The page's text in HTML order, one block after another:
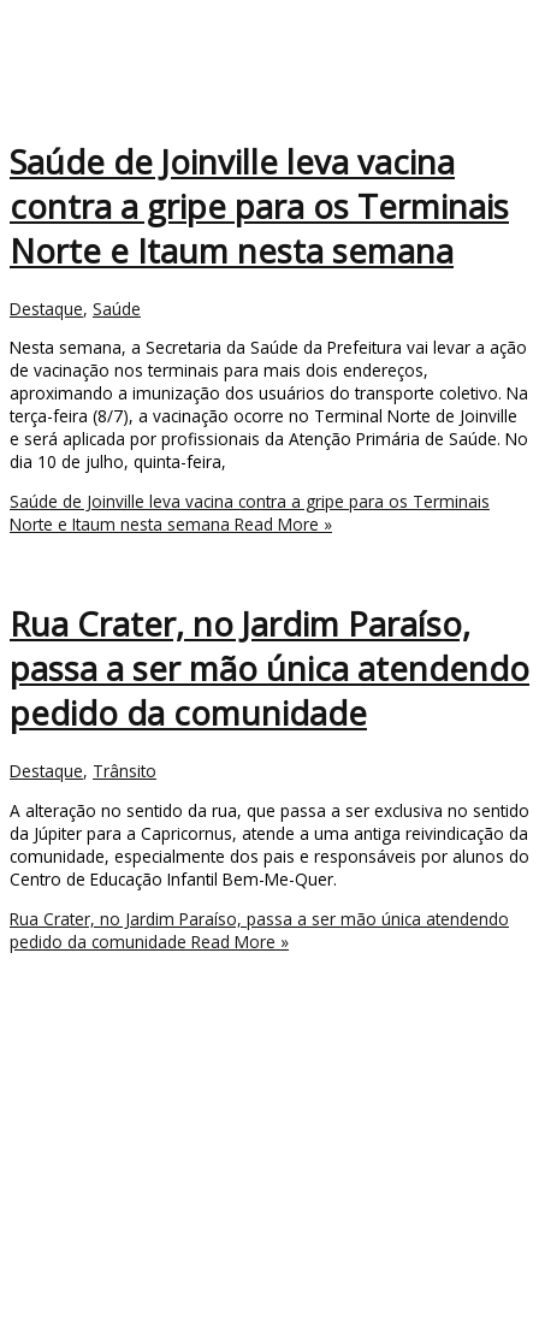
Saúde de Joinville leva vacina
contra a gripe para os Terminais
Norte e Itaum nesta semana
Destaque, Saúde
Nesta semana, a Secretaria da Saúde da Prefeitura vai levar a ação
de vacinação nos terminais para mais dois endereços,
aproximando a imunização dos usuários do transporte coletivo. Na
terça-feira (8/7), a vacinação ocorre no Terminal Norte de Joinville
e será aplicada por profissionais da Atenção Primária de Saúde. No
dia 10 de julho, quinta-feira,
Saúde de Joinville leva vacina contra a gripe para os Terminais
Norte e Itaum nesta semana Read More »
Rua Crater, no Jardim Paraíso,
passa a ser mão única atendendo
pedido da comunidade
Destaque, Trânsito
A alteração no sentido da rua, que passa a ser exclusiva no sentido
da Júpiter para a Capricornus, atende a uma antiga reivindicação da
comunidade, especialmente dos pais e responsáveis por alunos do
Centro de Educação Infantil Bem-Me-Quer.
Rua Crater, no Jardim Paraíso, passa a ser mão única atendendo
pedido da comunidade Read More »